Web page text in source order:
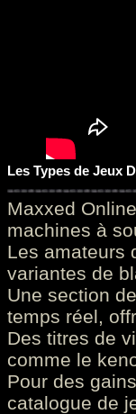
Les Types de Jeux
Maxxed
machines à
Les amateurs
variantes de
Une section
temps réel,
Des titres de
comme le
Pour des
catalogue de